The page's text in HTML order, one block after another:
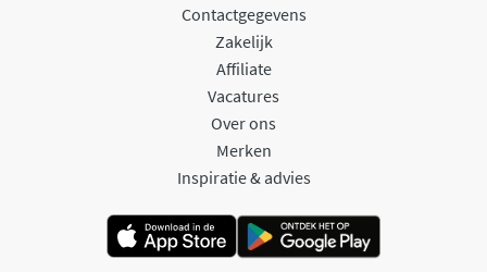
Contactgegevens
Zakelijk
Affiliate
Vacatures
Over ons
Merken
Inspiratie & advies